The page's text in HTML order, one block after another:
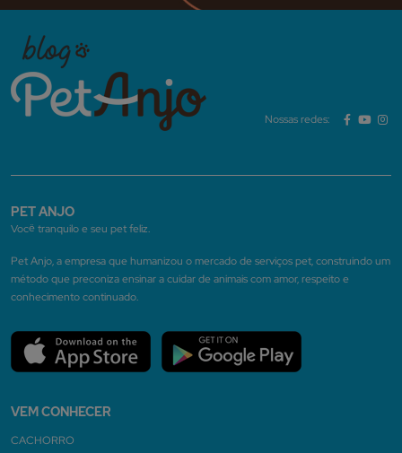
Nossas redes:
PET ANJO
Você tranquilo e seu pet feliz.
Pet Anjo, a empresa que humanizou o mercado de serviços pet, construindo um
método que preconiza ensinar a cuidar de animais com amor, respeito e
conhecimento continuado.
VEM CONHECER
CACHORRO